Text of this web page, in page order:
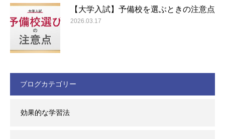
【大学入試】予備校を選ぶときの注意点
2026.03.17
ブログカテゴリー
効果的な学習法